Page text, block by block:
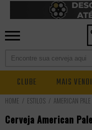
CLUBE MAIS
ESTILOS AMERICAN
Cerveja American